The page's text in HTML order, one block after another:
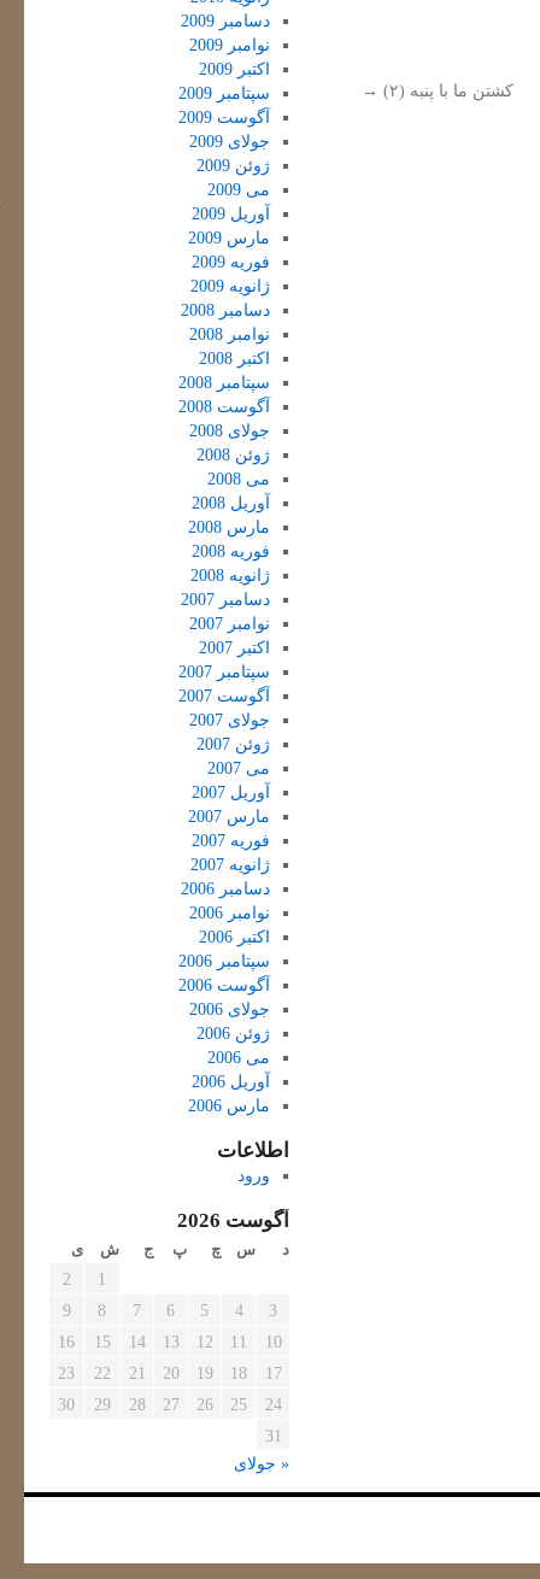
کشتن ما با پنبه (۲) →
دسامبر 2009
نوامبر 2009
اکتبر 2009
سپتامبر 2009
آگوست 2009
جولای 2009
ژوئن 2009
می 2009
آوریل 2009
مارس 2009
فوریه 2009
ژانویه 2009
دسامبر 2008
نوامبر 2008
اکتبر 2008
سپتامبر 2008
آگوست 2008
جولای 2008
ژوئن 2008
می 2008
آوریل 2008
مارس 2008
فوریه 2008
ژانویه 2008
دسامبر 2007
نوامبر 2007
اکتبر 2007
سپتامبر 2007
آگوست 2007
جولای 2007
ژوئن 2007
می 2007
آوریل 2007
مارس 2007
فوریه 2007
ژانویه 2007
دسامبر 2006
نوامبر 2006
اکتبر 2006
سپتامبر 2006
آگوست 2006
جولای 2006
ژوئن 2006
می 2006
آوریل 2006
مارس 2006
اطلاعات
ورود
آگوست 2026
د س چ پ ج ش ی
1
2
3
4
5
6
7
8
9
10
11
12
13
14
15
16
17
18
19
20
21
22
23
24
25
26
27
28
29
30
31
« جولای